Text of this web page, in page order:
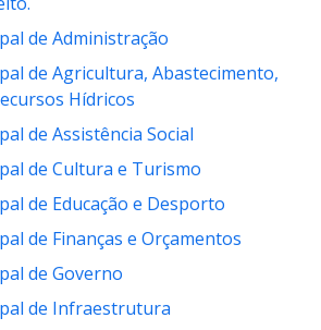
de Administração
de Agricultura, Abastecimento,
Hídricos
de Assistência Social
de Cultura e Turismo
de Educação e Desporto
de Finanças e Orçamentos
de Governo
de Infraestrutura